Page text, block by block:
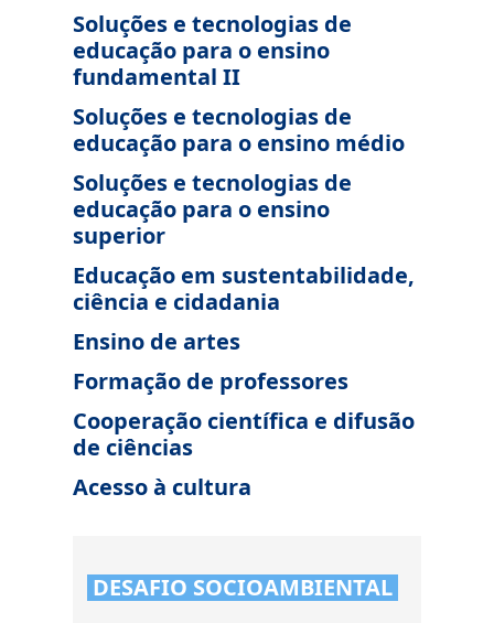
Soluções e tecnologias de
educação para o ensino
fundamental II
Soluções e tecnologias de
educação para o ensino médio
Soluções e tecnologias de
educação para o ensino
superior
Educação em sustentabilidade,
ciência e cidadania
Ensino de artes
Formação de professores
Cooperação científica e difusão
de ciências
Acesso à cultura
DESAFIO SOCIOAMBIENTAL